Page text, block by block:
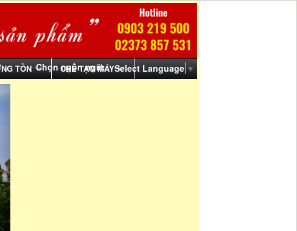
TỒN CHẾ TẠO MÁY
Chọn ngôn ngữ: Select Language ▼